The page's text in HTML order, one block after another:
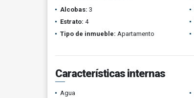
Alcobas: 3
Estrato: 4
Tipo de inmueble: Apartamento
Características internas
Agua